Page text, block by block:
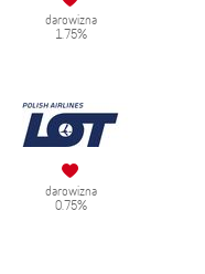
darowizna
1.75%
darowizna
0.75%